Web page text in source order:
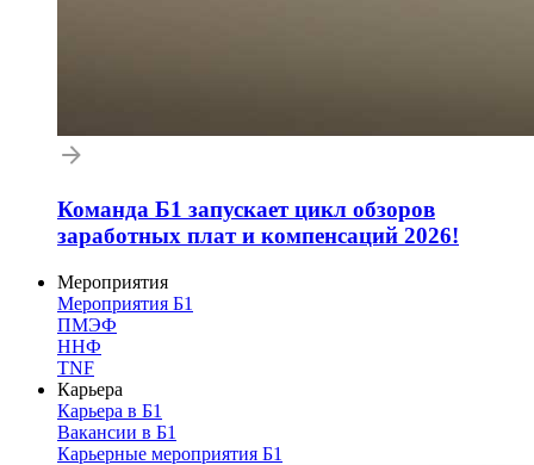
Команда Б1 запускает цикл обзоров
заработных плат и компенсаций 2026!
Мероприятия
Мероприятия Б1
ПМЭФ
ННФ
TNF
Карьера
Карьера в Б1
Вакансии в Б1
Карьерные мероприятия Б1